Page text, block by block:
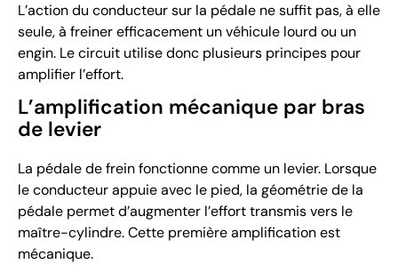
L’action du conducteur sur la pédale ne suffit pas, à elle
seule, à freiner efficacement un véhicule lourd ou un
engin. Le circuit utilise donc plusieurs principes pour
amplifier l’effort.
L’amplification mécanique par bras
de levier
La pédale de frein fonctionne comme un levier. Lorsque
le conducteur appuie avec le pied, la géométrie de la
pédale permet d’augmenter l’effort transmis vers le
maître-cylindre. Cette première amplification est
mécanique.